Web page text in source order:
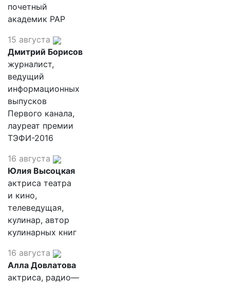
почетный
академик РАР
15 августа
Дмитрий Борисов
журналист,
ведущий
информационных
выпусков
Первого канала,
лауреат премии
ТЭФИ-2016
16 августа
Юлия Высоцкая
актриса театра
и кино,
телеведущая,
кулинар, автор
кулинарных книг
16 августа
Алла Довлатова
актриса, радио—